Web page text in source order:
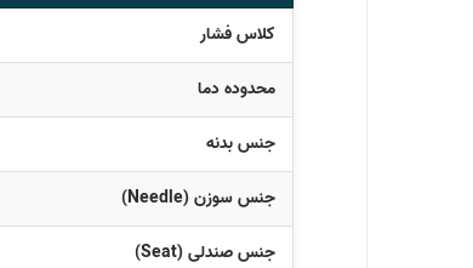
کلاس فشار
محدوده دما
جنس بدنه
جنس سوزن (Needle)
جنس صندلی (Seat)